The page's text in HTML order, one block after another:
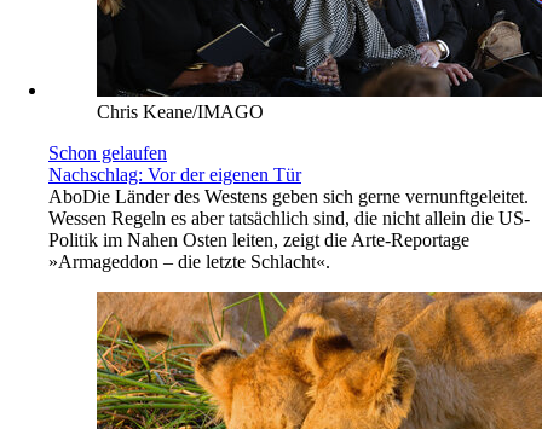
Chris Keane/IMAGO
Schon gelaufen
Nachschlag: Vor der eigenen Tür
AboDie Länder des Westens geben sich gerne vernunftgeleitet.
Wessen Regeln es aber tatsächlich sind, die nicht allein die US-
Politik im Nahen Osten leiten, zeigt die Arte-Reportage
»Armageddon – die letzte Schlacht«.